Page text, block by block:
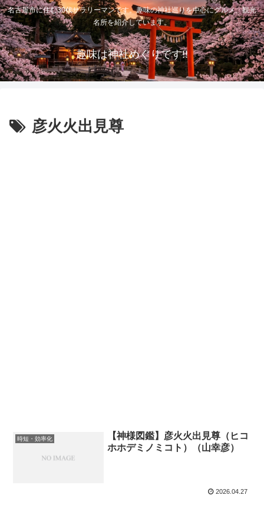
名古屋市に住む30代サラリーマンです。趣味の神社巡りを中心にグルメ、観光
名所を紹介しています。
趣味は神社めぐりです!!
彦火火出見尊
時短・効率化
【神様図鑑】彦火火出見尊（ヒコ
ホホデミノミコト）（山幸彦）
2026.04.27